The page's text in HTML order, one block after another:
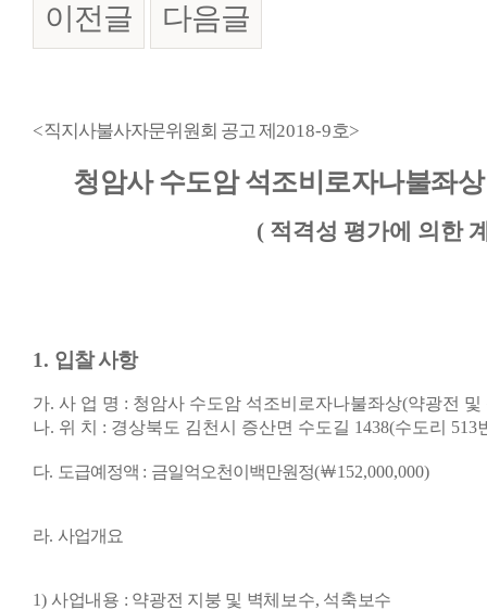
이전글 다음글
<직지사불사자문위원회 공고 제2018-9호>
청암사 수도암 석조비로자나불좌
( 적격성 평가에 의한
1. 입찰 사항
가. 사 업 명 : 청암사 수도암 석조비로자나불좌상(약광전 및
나. 위 치 : 경상북도 김천시 증산면 수도길 1438(수도리 513
다. 도급예정액 : 금일억오천이백만원정(￦152,000,000)
라. 사업개요
1) 사업내용 : 약광전 지붕 및 벽체보수, 석축보수